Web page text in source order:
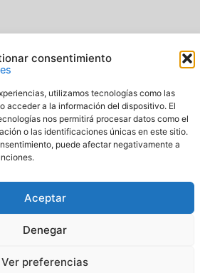
consentimiento
utilizamos tecnologías como las
acceder a la información del dispositivo. El
nos permitirá procesar datos como el
o las identificaciones únicas en este sitio.
puede afectar negativamente a
Aceptar
Denegar
Ver preferencias
Román S.L.. Todos los derechos
reservados
por Pavimentos y Azulejos Román S.L